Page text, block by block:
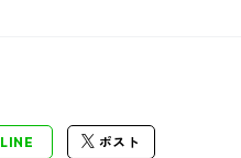
LINE ポスト